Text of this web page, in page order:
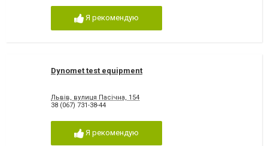
Я рекомендую
Dynomet test equipment
Львів, вулиця Пасічна, 154
38 (067) 731-38-44
Я рекомендую